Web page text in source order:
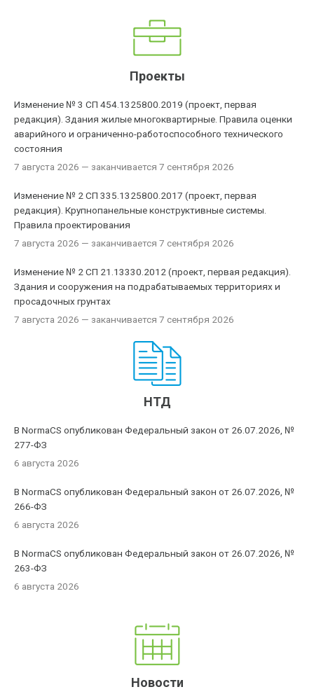
Проекты
Изменение № 3 СП 454.1325800.2019 (проект, первая
редакция). Здания жилые многоквартирные. Правила оценки
аварийного и ограниченно-работоспособного технического
состояния
7 августа 2026 — заканчивается 7 сентября 2026
Изменение № 2 СП 335.1325800.2017 (проект, первая
редакция). Крупнопанельные конструктивные системы.
Правила проектирования
7 августа 2026 — заканчивается 7 сентября 2026
Изменение № 2 СП 21.13330.2012 (проект, первая редакция).
Здания и сооружения на подрабатываемых территориях и
просадочных грунтах
7 августа 2026 — заканчивается 7 сентября 2026
НТД
В NormaCS опубликован Федеральный закон от 26.07.2026, №
277-ФЗ
6 августа 2026
В NormaCS опубликован Федеральный закон от 26.07.2026, №
266-ФЗ
6 августа 2026
В NormaCS опубликован Федеральный закон от 26.07.2026, №
263-ФЗ
6 августа 2026
Новости